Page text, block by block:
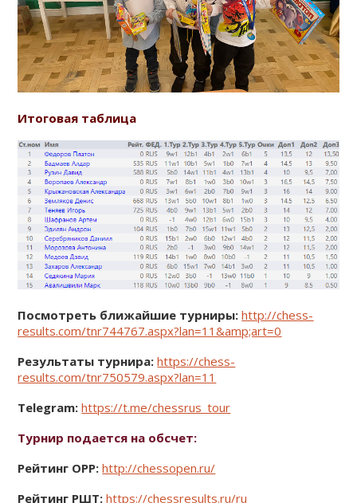
Итоговая таблица
Посмотреть ближайшие турниры: http://chess-
results.com/tnr744767.aspx?lan=11&amp;art=0
Результаты турнира:https://chess-
results.com/tnr750579.aspx?lan=11
Telegram: https://t.me/chessrus_tour
Турнир подается на обсчет:
Рейтинг OРР:http://chessopen.ru/
Рейтинг РШТ:https://chessresults.ru/ru